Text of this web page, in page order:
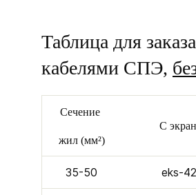
Таблица для
кабелями СПЭ,
Сечение
жил (мм²)
С
35-50 eks-